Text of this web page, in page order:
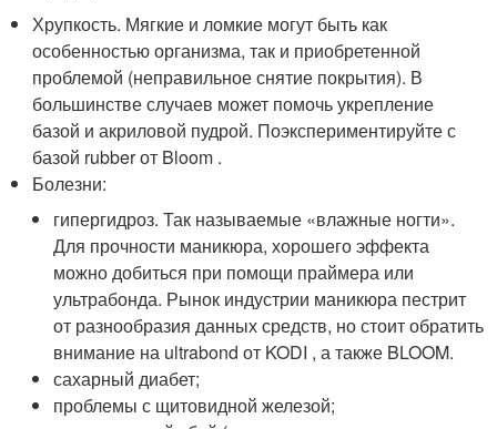
Хрупкость. Мягкие и ломкие могут быть как
особенностью организма, так и приобретенной
проблемой (неправильное снятие покрытия). В
большинстве случаев может помочь укрепление
базой и акриловой пудрой. Поэкспериментируйте с
базой rubber от Bloom .
Болезни:
гипергидроз. Так называемые «влажные ногти».
Для прочности маникюра, хорошего эффекта
можно добиться при помощи праймера или
ультрабонда. Рынок индустрии маникюра пестрит
от разнообразия данных средств, но стоит обратить
внимание на ultrabond от KODI , а также BLOOM.
сахарный диабет;
проблемы с щитовидной железой;